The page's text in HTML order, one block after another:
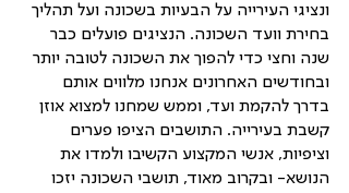
ונציגי העירייה על הבעיות בשכונה ועל תהליך
בחירת וועד השכונה. הנציגים פועלים כבר
שנה וחצי כדי להפוך את השכונה לטובה יותר
ובחודשים האחרונים אנחנו מלווים אותם
בדרך להקמת ועד, וממש שמחנו למצוא אוזן
קשבת בעירייה. התושבים הציפו פערים
וציפיות, אנשי המקצוע הקשיבו ולמדו את
הנושא- ובקרוב מאוד, תושבי השכונה יזכו